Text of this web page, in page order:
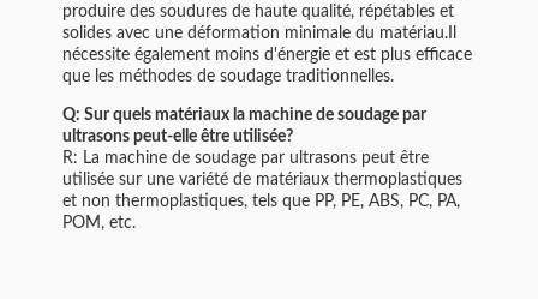
produire des soudures de haute qualité, répétables et
solides avec une déformation minimale du matériau.Il
nécessite également moins d'énergie et est plus efficace
que les méthodes de soudage traditionnelles.
Q: Sur quels matériaux la machine de soudage par
ultrasons peut-elle être utilisée?
R: La machine de soudage par ultrasons peut être
utilisée sur une variété de matériaux thermoplastiques
et non thermoplastiques, tels que PP, PE, ABS, PC, PA,
POM, etc.